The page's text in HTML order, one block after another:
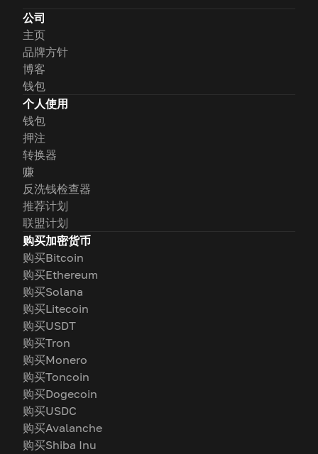
公司
主页
品牌方针
博客
钱包
个人使用
钱包
押注
转换器
赚
反洗钱检查器
推荐计划
联盟计划
购买加密货币
购买Bitcoin
购买Ethereum
购买Solana
购买Litecoin
购买USDT
购买Tron
购买Monero
购买Toncoin
购买Dogecoin
购买USDC
购买Avalanche
购买Shiba Inu